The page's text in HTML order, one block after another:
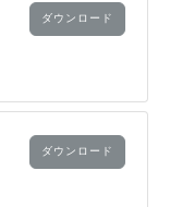
ダウンロード
ダウンロード